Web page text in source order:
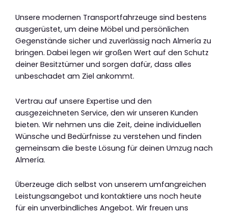
Unsere modernen Transportfahrzeuge sind bestens
ausgerüstet, um deine Möbel und persönlichen
Gegenstände sicher und zuverlässig nach Almería zu
bringen. Dabei legen wir großen Wert auf den Schutz
deiner Besitztümer und sorgen dafür, dass alles
unbeschadet am Ziel ankommt.
Vertrau auf unsere Expertise und den
ausgezeichneten Service, den wir unseren Kunden
bieten. Wir nehmen uns die Zeit, deine individuellen
Wünsche und Bedürfnisse zu verstehen und finden
gemeinsam die beste Lösung für deinen Umzug nach
Almería.
Überzeuge dich selbst von unserem umfangreichen
Leistungsangebot und kontaktiere uns noch heute
für ein unverbindliches Angebot. Wir freuen uns